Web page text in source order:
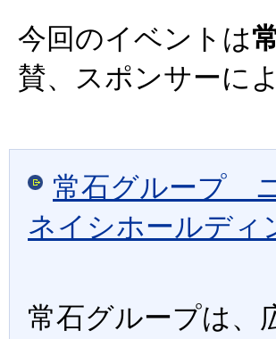
今回のイベントは
賛、スポンサーに
常石グループ
ネイシホールディ
常石グループは、